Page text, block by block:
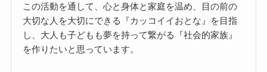
この活動を通して、心と身体と家庭を温め、目の前の
大切な人を大切にできる『カッコイイおとな』を目指
し、大人も子どもも夢を持って繋がる『社会的家族』
を作りたいと思っています。